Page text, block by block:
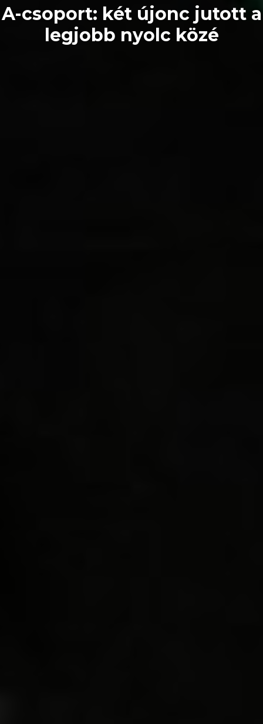
A-csoport: két újonc jutott a
legjobb nyolc közé